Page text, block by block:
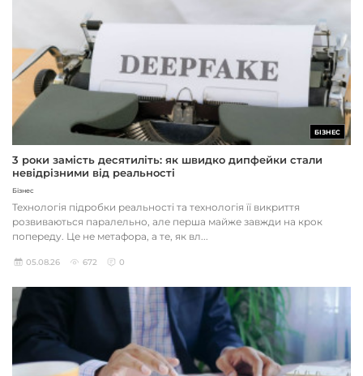
БІЗНЕС
3 роки замість десятиліть: як швидко дипфейки стали
невідрізними від реальності
Бізнес
Технологія підробки реальності та технологія її викриття
розвиваються паралельно, але перша майже завжди на крок
попереду. Це не метафора, а те, як вл...
05.08.26 672 0